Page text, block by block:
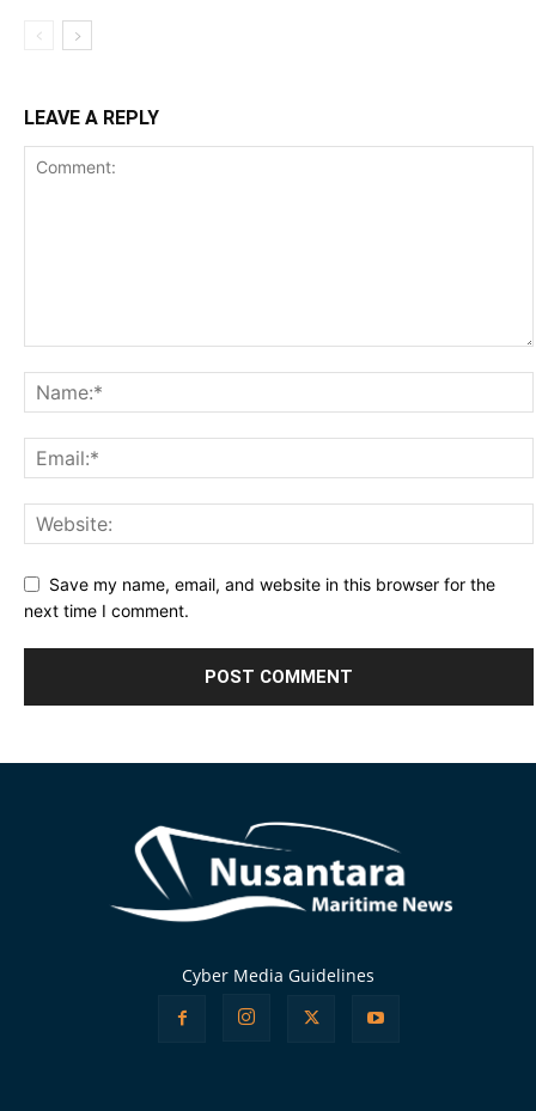
LEAVE A REPLY
Save my name, email, and website in this browser for the
next time I comment.
Cyber Media Guidelines